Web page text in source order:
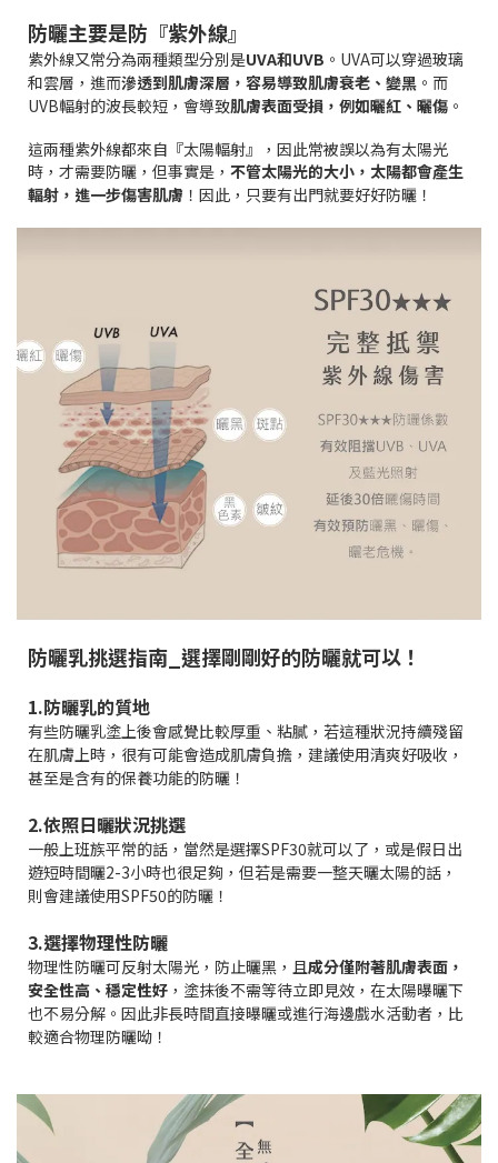
防曬主要是防『紫外線』
紫外線又常分為兩種類型分別是UVA和UVB 。UVA可以穿過玻璃
和雲層，進而滲透到肌膚深層，容易導致肌膚衰老、變黑 。而
UVB輻射的波長較短，會導致肌膚表面受損，例如曬紅、曬傷 。
這兩種紫外線都來自『太陽輻射』，因此常被誤以為有太陽光
時，才需要防曬，但事實是， 不管太陽光的大小，太陽都會產生
輻射，進一步傷害肌膚 ！因此，只要有出門就要好好防曬！
防曬乳挑選指南_選擇剛剛好的防曬就可以！
1.防曬乳的質地
有些防曬乳塗上後會感覺比較厚重、粘膩，若這種狀況持續殘留
在肌膚上時，很有可能會造成肌膚負擔，建議使用清爽好吸收，
甚至是含有的保養功能的防曬！
2.依照日曬狀況挑選
一般上班族平常的話，當然是選擇SPF30就可以了，或是假日出
遊短時間曬2-3小時也很足夠，但若是需要一整天曬太陽的話，
則會建議使用SPF50的防曬！
3.選擇物理性防曬
物理性防曬可反射太陽光，防止曬黑，且成分僅附著肌膚表面，
安全性高、穩定性好 ，塗抹後不需等待立即見效，在太陽曝曬下
也不易分解。因此非長時間直接曝曬或進行海邊戲水活動者，比
較適合物理防曬呦！